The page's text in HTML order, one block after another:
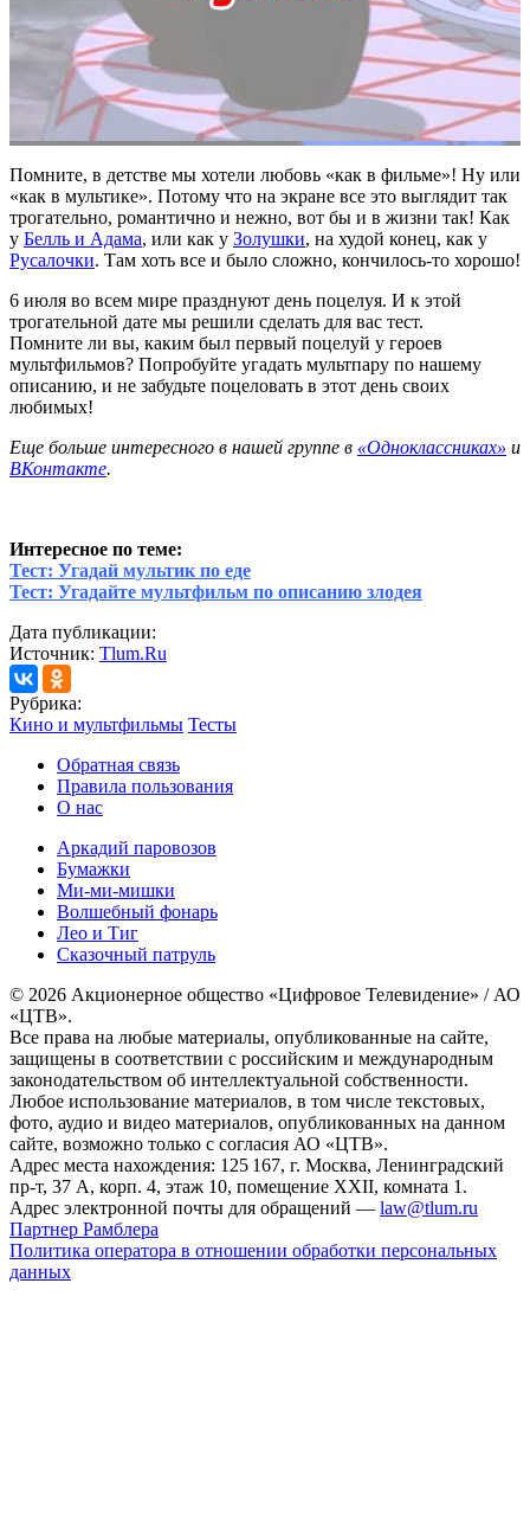
Помните, в детстве мы хотели любовь «как в фильме»! Ну или
«как в мультике». Потому что на экране все это выглядит так
трогательно, романтично и нежно, вот бы и в жизни так! Как
у Белль и Адама, или как у Золушки, на худой конец, как у
Русалочки. Там хоть все и было сложно, кончилось-то хорошо!
6 июля во всем мире празднуют день поцелуя. И к этой
трогательной дате мы решили сделать для вас тест.
Помните ли вы, каким был первый поцелуй у героев
мультфильмов? Попробуйте угадать мультпару по нашему
описанию, и не забудьте поцеловать в этот день своих
любимых!
Еще больше интересного в нашей группе в «Одноклассниках» и
ВКонтакте.
Интересное по теме:
Тест: Угадай мультик по еде
Тест: Угадайте мультфильм по описанию злодея
Дата публикации:
Источник: Tlum.Ru
Рубрика:
Кино и мультфильмы Тесты
Обратная связь
Правила пользования
О нас
Аркадий паровозов
Бумажки
Ми-ми-мишки
Волшебный фонарь
Лео и Тиг
Сказочный патруль
© 2026 Акционерное общество «Цифровое Телевидение» / АО
«ЦТВ».
Все права на любые материалы, опубликованные на сайте,
защищены в соответствии с российским и международным
законодательством об интеллектуальной собственности.
Любое использование материалов, в том числе текстовых,
фото, аудио и видео материалов, опубликованных на данном
сайте, возможно только с согласия АО «ЦТВ».
Адрес места нахождения: 125 167, г. Москва, Ленинградский
пр-т, 37 А, корп. 4, этаж 10, помещение XXII, комната 1.
Адрес электронной почты для обращений — law@tlum.ru
Партнер Рамблера
Политика оператора в отношении обработки персональных
данных